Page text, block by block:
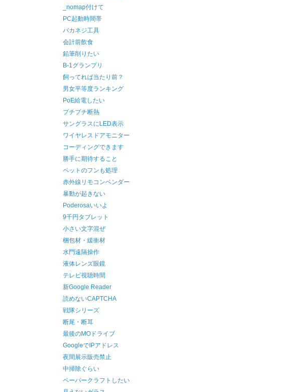
_nomap付けて
PC起動時間帯
バカネジ工具
会計前飲食
鉛筆削りたい
B-1グランプリ
飼ってれば当たり前？
男女平等度ランキング
PoE給電したい
プチプチ断熱
サングラスにLED表示
ワイヤレスドアモニター
コーディングできます
勝手に期待すること
ペットのフンも処理
赤外線リモコンベンダー
暴動が起きない
Poderosaいいよ
9千円タブレット
小さい文字混ぜ
梱包材・緩衝材
水門遠隔操作
液体レンズ眼鏡
テレビ視聴時間
新Google Reader
読めないCAPTCHA
戦隊シリーズ
断尾・断耳
最後のMOドライブ
GoogleでIPアドレス
夜間展示販売禁止
中掃除ぐらい
ペーパークラフトしたい